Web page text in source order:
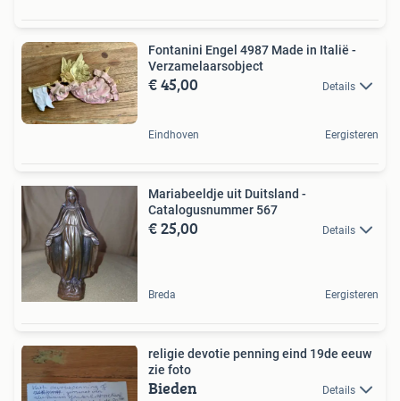
Fontanini Engel 4987 Made in Italië -
Verzamelaarsobject
€ 45,00 Details
Eindhoven Eergisteren
Mariabeeldje uit Duitsland -
Catalogusnummer 567
€ 25,00 Details
Breda Eergisteren
religie devotie penning eind 19de eeuw
zie foto
Bieden Details